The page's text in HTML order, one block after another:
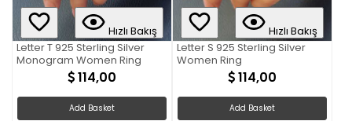
Hızlı Bakış
Letter T 925 Sterling Silver
Monogram Women Ring
114,00
Add Basket
Hızlı Bakış
Letter S 925 Sterling Silver
Women Ring
114,00
Add Basket